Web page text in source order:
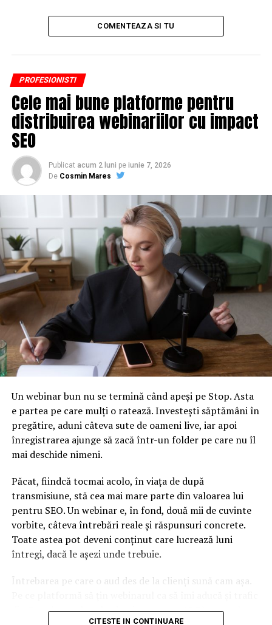
COMENTEAZA SI TU
PROFESIONISTI
Cele mai bune platforme pentru
distribuirea webinariilor cu impact
SEO
Publicat acum 2 luni pe iunie 7, 2026
De Cosmin Mares
Un webinar bun nu se termină când apeși pe Stop. Asta
e partea pe care mulți o ratează. Investești săptămâni în
pregătire, aduni câteva sute de oameni live, iar apoi
înregistrarea ajunge să zacă într-un folder pe care nu îl
mai deschide nimeni.
Păcat, fiindcă tocmai acolo, în viața de după
transmisiune, stă cea mai mare parte din valoarea lui
pentru SEO. Un webinar e, în fond, două mii de cuvinte
vorbite, câteva întrebări reale și răspunsuri concrete.
Toate astea pot deveni conținut care lucrează luni
întregi, dacă le așezi unde trebuie.
Întrebarea pe care o aud des de la clienți sună cam așa.
din Google, nu doar lead-uri pe moment? Răspunsul
CITESTE IN CONTINUARE